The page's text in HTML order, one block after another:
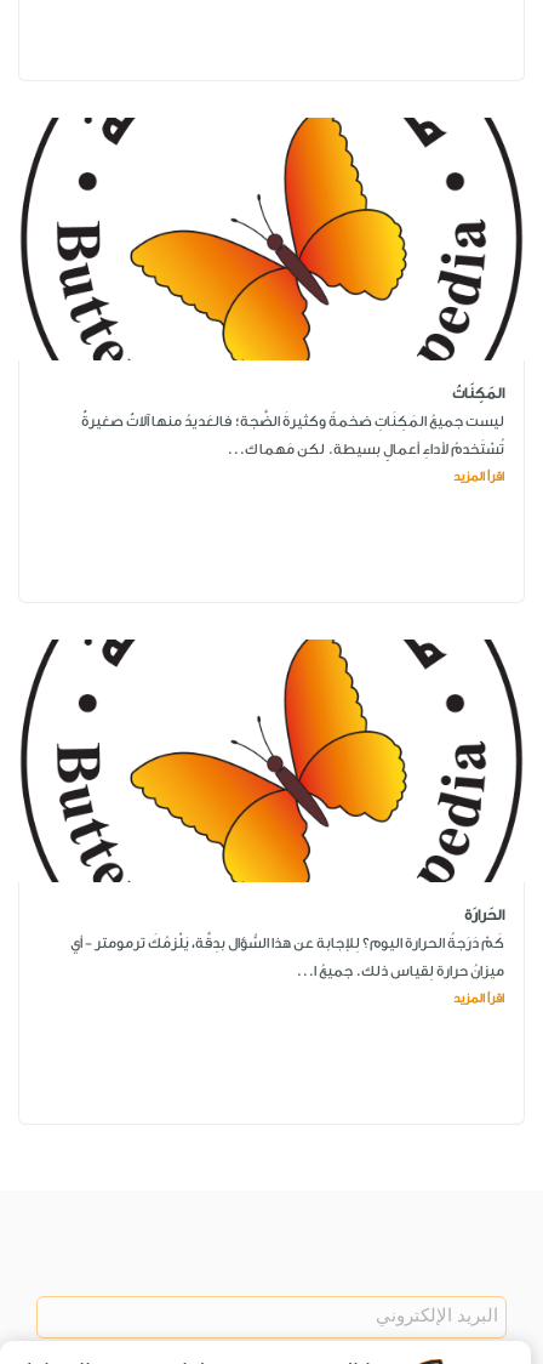
المَكِنَاتُ
ليست جميعُ المَكِنَاتِ ضخمةً وكثيرةَ الضَّجة؛ فالعَديدُ منها آلاتٌ صغيرةٌ
تُسْتَخدمُ لأداءِ أعمالٍ بسيطة. لكن مَهما ك...
اقرأ المزيد
الحَرارَة
كَمْ دَرَجةُ الحرارة اليوم؟ لِلإجابة عن هذا السُّؤال بدِقَّة، يَلْزمُكَ ترمومتر - أي
ميزانُ حرارة لِقياس ذلك. جميعُ ا...
اقرأ المزيد